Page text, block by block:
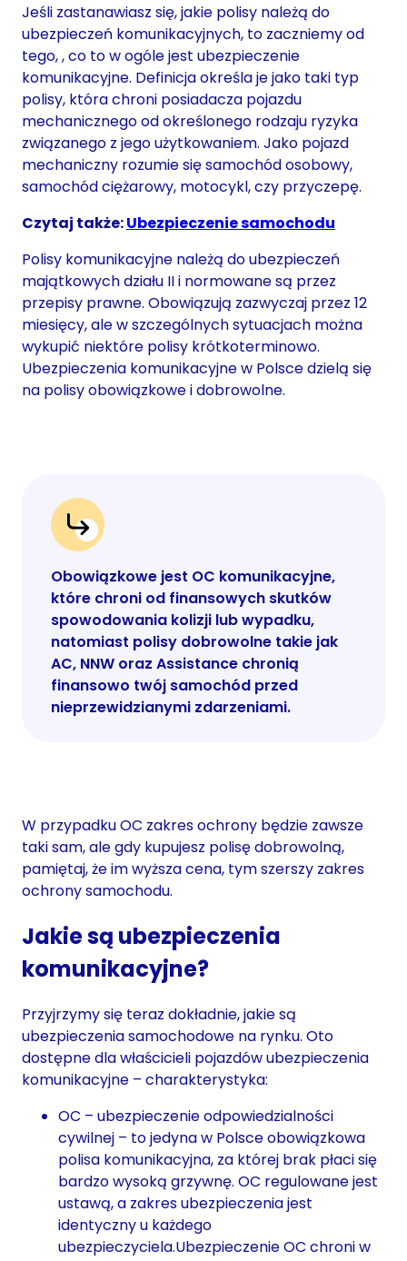
Jeśli zastanawiasz się, jakie polisy należą do
ubezpieczeń komunikacyjnych, to zaczniemy od
tego, , co to w ogóle jest ubezpieczenie
komunikacyjne. Definicja określa je jako taki typ
polisy, która chroni posiadacza pojazdu
mechanicznego od określonego rodzaju ryzyka
związanego z jego użytkowaniem. Jako pojazd
mechaniczny rozumie się samochód osobowy,
samochód ciężarowy, motocykl, czy przyczepę.
Czytaj także:Ubezpieczenie samochodu
Polisy komunikacyjne należą do ubezpieczeń
majątkowych działu II i normowane są przez
przepisy prawne. Obowiązują zazwyczaj przez 12
miesięcy, ale w szczególnych sytuacjach można
wykupić niektóre polisy krótkoterminowo.
Ubezpieczenia komunikacyjne w Polsce dzielą się
na polisy obowiązkowe i dobrowolne.
Obowiązkowe jest OC komunikacyjne,
które chroni od finansowych skutków
spowodowania kolizji lub wypadku,
natomiast polisy dobrowolne takie jak
AC, NNW oraz Assistance chronią
finansowo twój samochód przed
nieprzewidzianymi zdarzeniami.
W przypadku OC zakres ochrony będzie zawsze
taki sam, ale gdy kupujesz polisę dobrowolną,
pamiętaj, że im wyższa cena, tym szerszy zakres
ochrony samochodu.
Jakie są ubezpieczenia
komunikacyjne?
Przyjrzymy się teraz dokładnie, jakie są
ubezpieczenia samochodowe na rynku. Oto
dostępne dla właścicieli pojazdów ubezpieczenia
komunikacyjne – charakterystyka:
OC – ubezpieczenie odpowiedzialności
cywilnej – to jedyna w Polsce obowiązkowa
polisa komunikacyjna, za której brak płaci się
bardzo wysoką grzywnę. OC regulowane jest
ustawą, a zakres ubezpieczenia jest
identyczny u każdego
ubezpieczyciela.Ubezpieczenie OC chroni w